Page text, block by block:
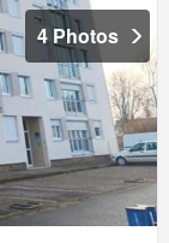
4 Photos